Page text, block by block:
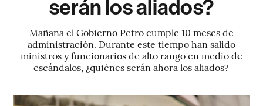
serán los aliados?
Mañana el Gobierno Petro cumple 10 meses de
administración. Durante este tiempo han salido
ministros y funcionarios de alto rango en medio de
escándalos, ¿quiénes serán ahora los aliados?